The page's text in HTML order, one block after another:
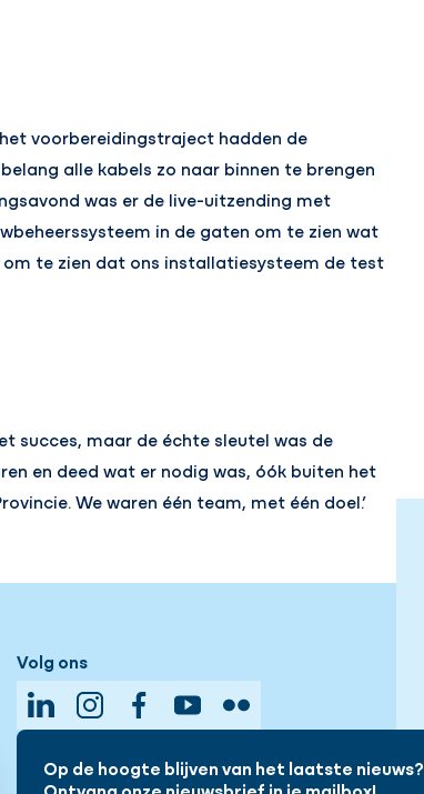
het voorbereidingstraject hadden de
alle kabels zo naar binnen te brengen
was er de live-uitzending met
in de gaten om te zien wat
te zien dat ons installatiesysteem de test
succes, maar de échte sleutel was de
en deed wat er nodig was, óók buiten het
We waren één team, met één doel.’
Volg ons
LinkedInInstagram
FacebookYouTubeFlickr
Op de hoogte blijven van het laatste nieuws?